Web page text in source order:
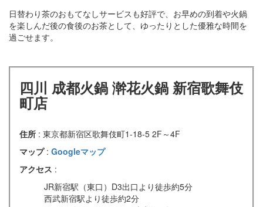
日替わり茶のおもてなしサービスも好評で、お早めの到着や火鍋
を楽しんだ後の食後のお茶として、ゆったりとした優雅な時間を
過ごせます。
四川 成都火鍋 澣花火鍋 新宿歌舞伎
町店
住所 : 東京都新宿区歌舞伎町1-18-5 2F～4F
マップ : Googleマップ
アクセス :
JR新宿駅（東口）D3出口より徒歩約5分
西武新宿駅より徒歩約2分